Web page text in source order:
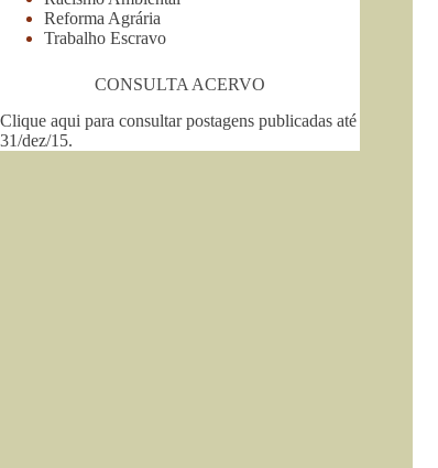
Reforma Agrária
Trabalho Escravo
CONSULTA ACERVO
Clique aqui para consultar postagens publicadas até
31/dez/15.